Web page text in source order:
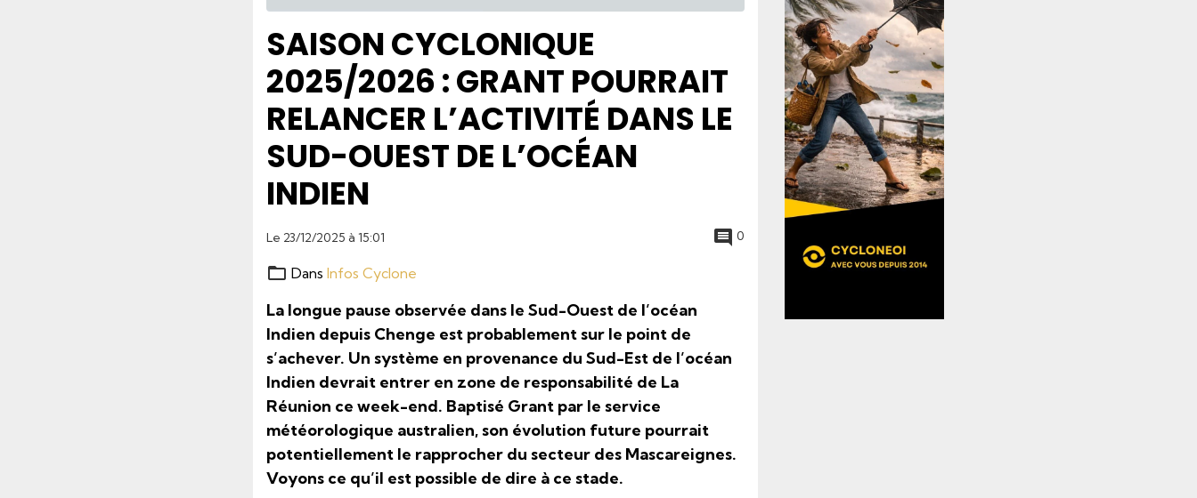
SAISON CYCLONIQUE
2025/2026 : GRANT POURRAIT
RELANCER L’ACTIVITÉ DANS LE
SUD-OUEST DE L’OCÉAN
INDIEN
Le 23/12/2025 à 15:01 0
Dans Infos Cyclone
La longue pause observée dans le Sud-Ouest de l’océan
Indien depuis Chenge est probablement sur le point de
s’achever. Un système en provenance du Sud-Est de l’océan
Indien devrait entrer en zone de responsabilité de La
Réunion ce week-end. Baptisé Grant par le service
météorologique australien, son évolution future pourrait
potentiellement le rapprocher du secteur des Mascareignes.
Voyons ce qu’il est possible de dire à ce stade.